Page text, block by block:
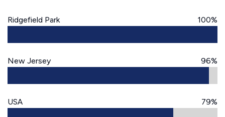
Ridgefield Park 100%
New Jersey 96%
USA 79%